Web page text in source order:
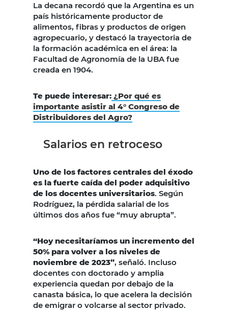
La decana recordó que la Argentina es un
país históricamente productor de
alimentos, fibras y productos de origen
agropecuario, y destacó la trayectoria de
la formación académica en el área: la
Facultad de Agronomía de la UBA fue
creada en 1904.
Te puede interesar: ¿Por qué es
importante asistir al 4° Congreso de
Distribuidores del Agro?
Salarios en retroceso
Uno de los factores centrales del éxodo
es la fuerte caída del poder adquisitivo
de los docentes universitarios. Según
Rodríguez, la pérdida salarial de los
últimos dos años fue “muy abrupta”.
“Hoy necesitaríamos un incremento del
50% para volver a los niveles de
noviembre de 2023”, señaló. Incluso
docentes con doctorado y amplia
experiencia quedan por debajo de la
canasta básica, lo que acelera la decisión
de emigrar o volcarse al sector privado.